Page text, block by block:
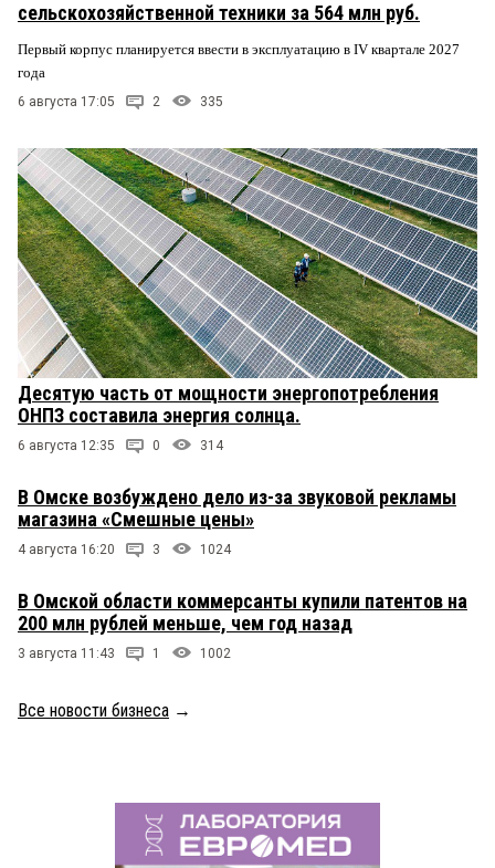
сельскохозяйственной техники за 564 млн руб.
Первый корпус планируется ввести в эксплуатацию в IV квартале 2027
года
6 августа 17:05 2 335
Десятую часть от мощности энергопотребления
ОНПЗ составила энергия солнца.
6 августа 12:35 0 314
В Омске возбуждено дело из-за звуковой рекламы
магазина «Смешные цены»
4 августа 16:20 3 1024
В Омской области коммерсанты купили патентов на
200 млн рублей меньше, чем год назад
3 августа 11:43 1 1002
Все новости бизнеса →